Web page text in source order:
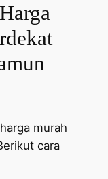
murah
cara